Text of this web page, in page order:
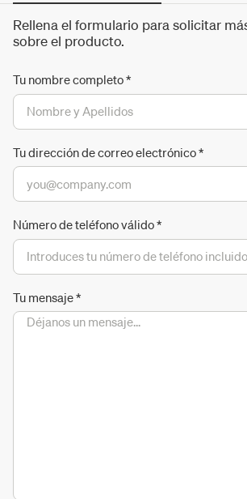
Rellena el formulario para solicitar
sobre el producto.
Tu nombre completo*
Tu dirección de correo electrónico*
Número de teléfono válido*
Tu mensaje*